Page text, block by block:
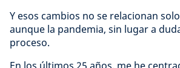
Y esos cambios no se relacionan
aunque la pandemia, sin lugar a
proceso.